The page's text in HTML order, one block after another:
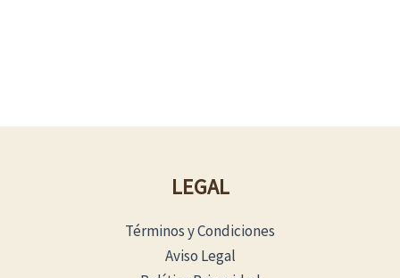
LEGAL
Términos y Condiciones
Aviso Legal